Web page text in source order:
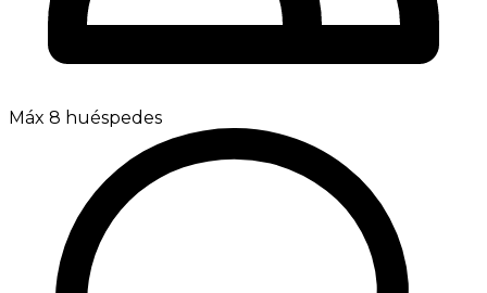
Máx 8 huéspedes